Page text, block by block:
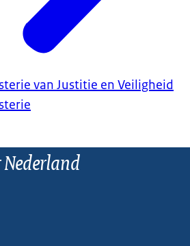
van Justitie en Veiligheid